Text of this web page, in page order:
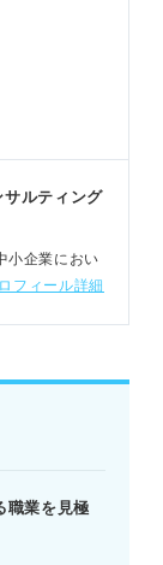
な選択肢を
る職業は多
キャリアパ
深く理解し
サルティング
小企業におい
援。若者自
フィール詳細
職業を見極